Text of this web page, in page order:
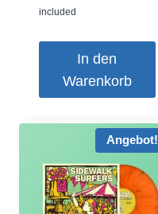
included
In den
Warenkorb
Angebot!